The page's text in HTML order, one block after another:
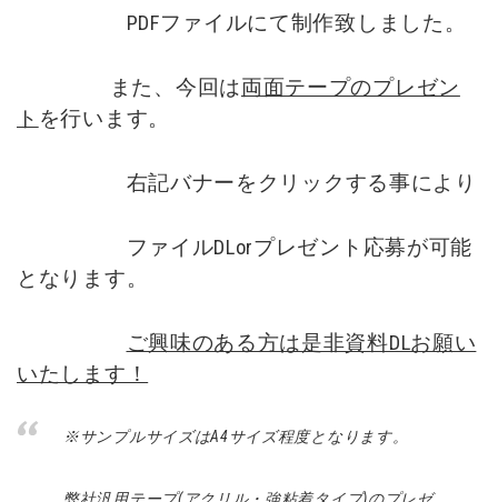
PDFファイルにて制作致しました。
また、今回は両面テープのプレゼン
ト を行います。
右記バナーをクリックする事により
ファイルDLorプレゼント応募が可能
となります。
ご興味のある方は是非資料DLお願い
いたします！
※サンプルサイズはA4サイズ程度となります。